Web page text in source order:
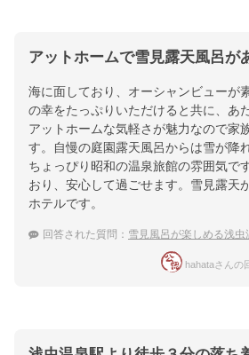
アットホームで雪見露天風呂が
海に面しており、オーシャンビューが
の幸をたっぷりいただけると共に、あ
アットホームな気軽さが魅力なので家
す。自慢の庭園露天風呂からは雪が降
ちょっぴり昭和の温泉旅館の雰囲気で
おり、安心して過ごせます。雪見露天
ホテルです。
回答された質問： 雪見風呂が楽しめる浅虫
hahataさんの